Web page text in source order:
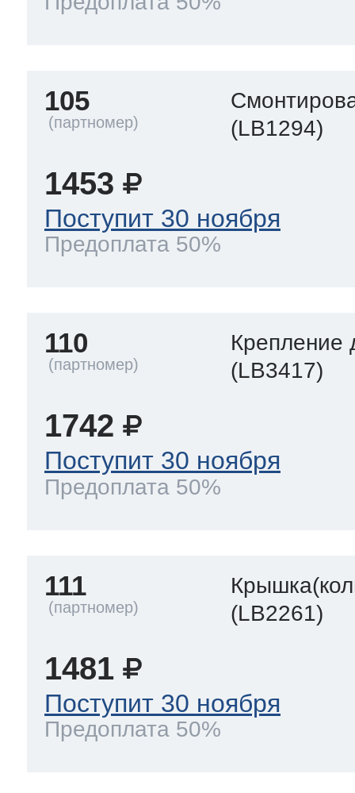
105
(LB1294)
1453
Поступит 30 ноября
Предоплата 50%
110
Крепление
(LB3417)
1742
Поступит 30 ноября
Предоплата 50%
111
(LB2261)
1481
Поступит 30 ноября
Предоплата 50%